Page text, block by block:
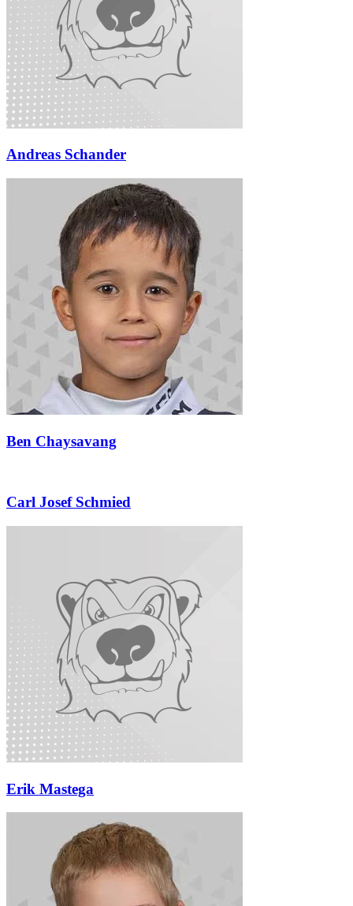
Andreas Schander
Ben Chaysavang
Carl Josef Schmied
Erik Mastega